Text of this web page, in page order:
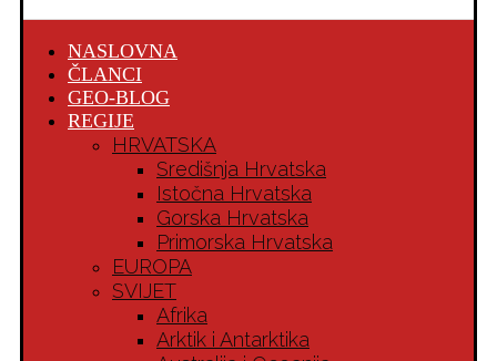
NASLOVNA
ČLANCI
GEO-BLOG
REGIJE
HRVATSKA
Središnja Hrvatska
Istočna Hrvatska
Gorska Hrvatska
Primorska Hrvatska
EUROPA
SVIJET
Afrika
Arktik i Antarktika